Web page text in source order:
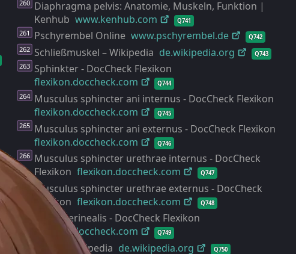
Diaphragma pelvis: Anatomie, Muskeln, Funktion |
Kenhub www.kenhub.com Q741
Pschyrembel Online www.pschyrembel.de Q742
Schließmuskel – Wikipedia de.wikipedia.org Q743
Sphinkter - DocCheck Flexikon
flexikon.doccheck.com
Q744
Musculus sphincter ani internus - DocCheck Flexikon
flexikon.doccheck.com
Q745
Musculus sphincter ani externus - DocCheck Flexikon
flexikon.doccheck.com
Q746
Musculus sphincter urethrae internus - DocCheck
Flexikon flexikon.doccheck.com Q747
Musculus sphincter urethrae externus - DocCheck
Flexikon flexikon.doccheck.com Q748
Regio perinealis - DocCheck Flexikon
flexikon.doccheck.com
Q749
Vulva – Wikipedia de.wikipedia.org Q750